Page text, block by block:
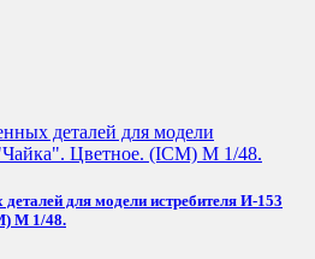
для модели истребителя И-153
М 1/48.